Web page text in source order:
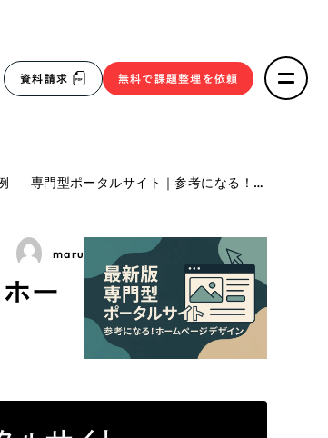
リア 人材紹介サービス
のスカウト型ハイクラス人材紹介（岐阜・愛
資料請求 無料で課題整理を依頼
専門型ポータルサイト｜参考になる！ホームページデザイン15選！【最新版】
maru
ー